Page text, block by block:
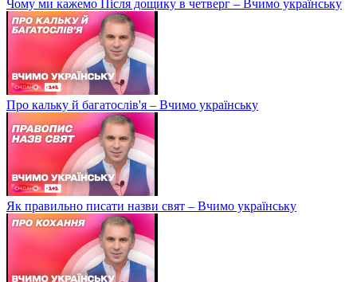
Чому ми кажемо Після дощику в четверг – Вчимо українську
Про кальку й багатослів'я – Вчимо українську
Як правильно писати назви свят – Вчимо українську